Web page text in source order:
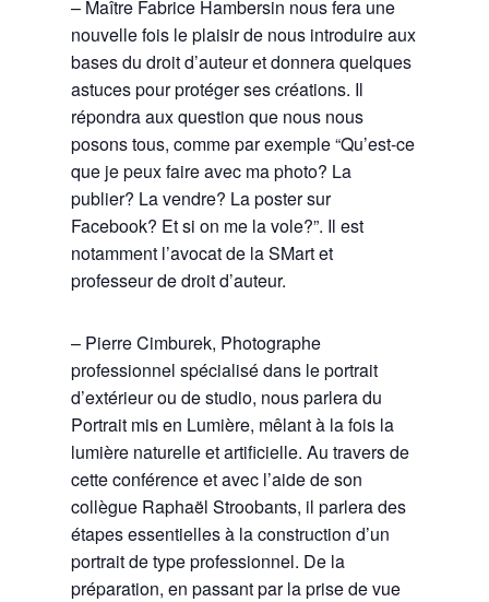
– Maître Fabrice Hambersin nous fera une
nouvelle fois le plaisir de nous introduire aux
bases du droit d’auteur et donnera quelques
astuces pour protéger ses créations. Il
répondra aux question que nous nous
posons tous, comme par exemple “Qu’est-ce
que je peux faire avec ma photo? La
publier? La vendre? La poster sur
Facebook? Et si on me la vole?”. Il est
notamment l’avocat de la SMart et
professeur de droit d’auteur.
– Pierre Cimburek, Photographe
professionnel spécialisé dans le portrait
d’extérieur ou de studio, nous parlera du
Portrait mis en Lumière, mêlant à la fois la
lumière naturelle et artificielle. Au travers de
cette conférence et avec l’aide de son
collègue Raphaël Stroobants, il parlera des
étapes essentielles à la construction d’un
portrait de type professionnel. De la
préparation, en passant par la prise de vue